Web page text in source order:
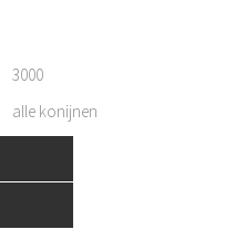
3000
alle konijnen